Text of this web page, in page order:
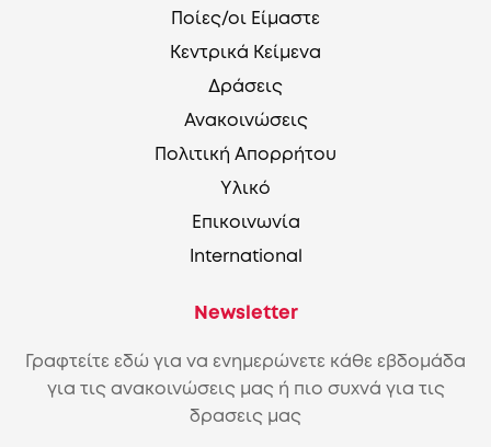
Ποίες/οι Είμαστε
Κεντρικά Κείμενα
Δράσεις
Ανακοινώσεις
Πολιτική Απορρήτου
Υλικό
Επικοινωνία
International
Newsletter
Γραφτείτε εδώ για να ενημερώνετε κάθε εβδομάδα
για τις ανακοινώσεις μας ή πιο συχνά για τις
δρασεις μας